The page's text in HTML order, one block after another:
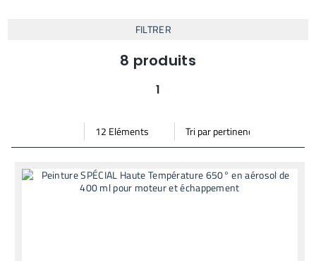
spécifiques et assurer une tenue adaptée sur les supports
FILTRER
8 produits
1
Mode vignette
Mode bande
Par
page
Trier
par